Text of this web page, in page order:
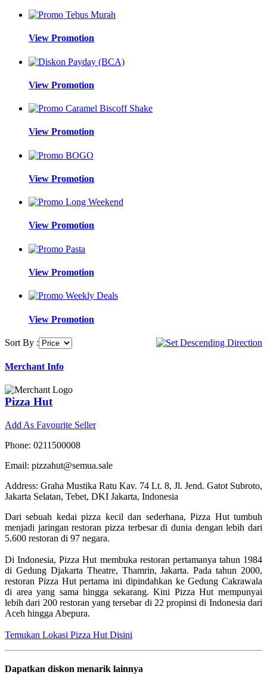
View Promotion
View Promotion
View Promotion
View Promotion
View Promotion
View Promotion
View Promotion
Sort By :
Merchant Info
Pizza Hut
Add As Favourite Seller
Phone: 0211500008
Email: pizzahut@semua.sale
Address: Graha Mustika Ratu Kav. 74 Lt. 8, Jl. Jend. Gatot Subroto,
Jakarta Selatan, Tebet, DKI Jakarta, Indonesia
Dari sebuah kedai pizza kecil dan sederhana, Pizza Hut tumbuh
menjadi jaringan restoran pizza terbesar di dunia dengan lebih dari
5.600 restoran di 97 negara.
Di Indonesia, Pizza Hut membuka restoran pertamanya tahun 1984
di Gedung Djakarta Theatre, Thamrin, Jakarta. Pada tahun 2000,
restoran Pizza Hut pertama ini dipindahkan ke Gedung Cakrawala
di area yang sama hingga sekarang. Kini Pizza Hut mempunyai
lebih dari 200 restoran yang tersebar di 22 propinsi di Indonesia dari
Aceh hingga Abepura.
Temukan Lokasi Pizza Hut Disini
Dapatkan diskon menarik lainnya